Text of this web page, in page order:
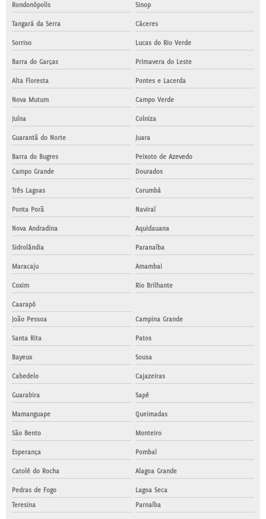
Rondonópolis Sinop
Tangará da Serra Cáceres
Sorriso Lucas do Rio Verde
Barra do Garças Primavera do Leste
Alta Floresta Pontes e Lacerda
Nova Mutum Campo Verde
Juína Colniza
Guarantã do Norte Juara
Barra do Bugres
Peixoto de Azevedo
Campo Grande
Dourados
Três Lagoas Corumbá
Ponta Porã Naviraí
Nova Andradina Aquidauana
Sidrolândia Paranaíba
Maracaju Amambai
Coxim Rio Brilhante
Caarapó
João Pessoa
Campina Grande
Santa Rita Patos
Bayeux Sousa
Cabedelo Cajazeiras
Guarabira Sapé
Mamanguape Queimadas
São Bento Monteiro
Esperança Pombal
Catolé do Rocha Alagoa Grande
Pedras de Fogo
Lagoa Seca
Teresina
Parnaíba